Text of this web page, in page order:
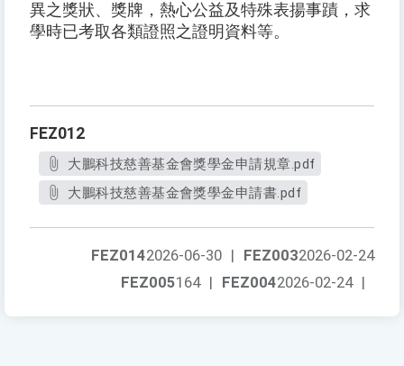
異之獎狀、獎牌，熱心公益及特殊表揚事蹟，求
學時已考取各類證照之證明資料等。
FEZ012
大鵬科技慈善基金會獎學金申請規章.pdf
大鵬科技慈善基金會獎學金申請書.pdf
FEZ0032026-02-24
FEZ0142026-06-30 |
FEZ0042026-02-24 |
FEZ005164 |